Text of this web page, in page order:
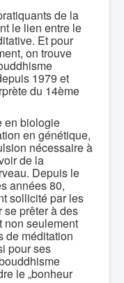
de la
le lien entre le
Et pour
on trouve
1979 et
du 14ème
en biologie
en génétique,
nécessaire à
de la
Depuis le
années 80,
sollicité par les
se prêter à des
non seulement
de méditation
pour ses
le „bonheur